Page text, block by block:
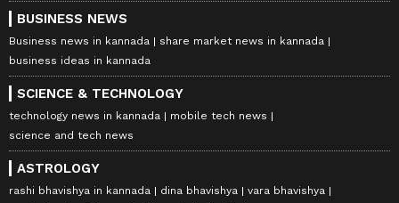
BUSINESS NEWS
Business news in kannada
share market news in kannada
business ideas in kannada
SCIENCE & TECHNOLOGY
technology news in kannada
mobile tech news
science and tech news
ASTROLOGY
rashi bhavishya in kannada dina bhavishya
vara bhavishya